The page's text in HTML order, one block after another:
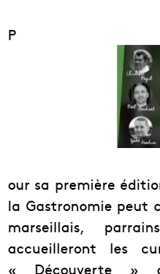
P
our sa première
la Gastronomie peut
marseillais,
accueilleront les
« Découverte »